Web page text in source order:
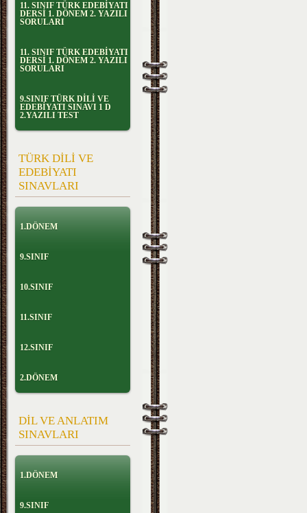
11. SINIF TÜRK EDEBİYATI
DERSİ 1. DÖNEM 2. YAZILI
SORULARI
11. SINIF TÜRK EDEBİYATI
DERSİ 1. DÖNEM 2. YAZILI
SORULARI
9.SINIF TÜRK DİLİ VE
EDEBİYATI SINAVI 1 D
2.YAZILI TEST
TÜRK DİLİ VE
EDEBİYATI
SINAVLARI
1.DÖNEM
9.SINIF
10.SINIF
11.SINIF
12.SINIF
2.DÖNEM
DİL VE ANLATIM
SINAVLARI
1.DÖNEM
9.SINIF